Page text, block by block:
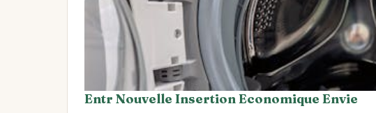
Entr Nouvelle Insertion Economique Envie